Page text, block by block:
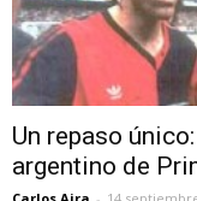
Un repaso
argentino de